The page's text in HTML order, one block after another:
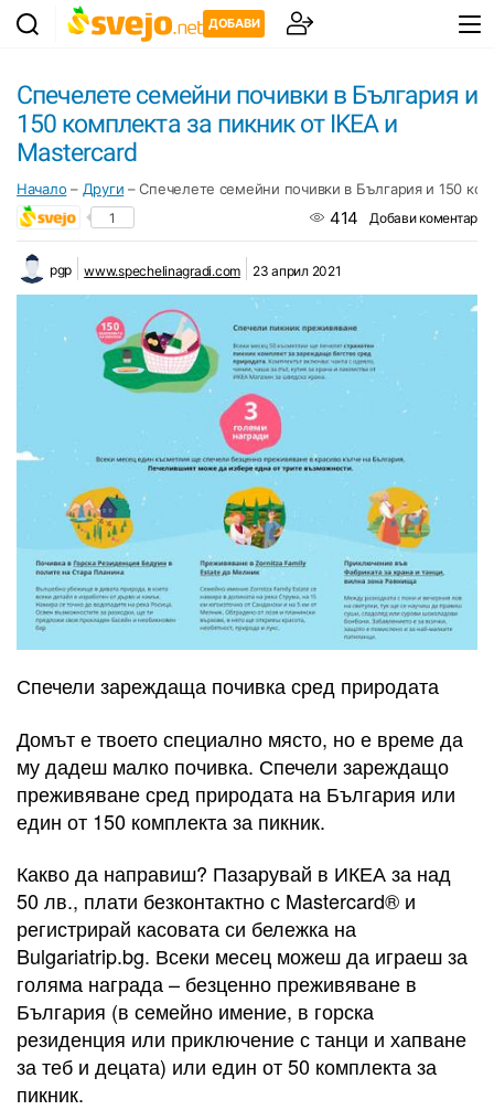
ДОБАВИ
Спечелете семейни почивки в България и
150 комплекта за пикник от IKEA и
Mastercard
Начало – Други –Спечелете семейни почивки в България и 150
1 414 Добави коментар
pgp www.spechelinagradi.com 23 април 2021
Спечели зареждаща почивка сред природата
Домът е твоето специално място, но е време да
му дадеш малко почивка. Спечели зареждащо
преживяване сред природата на България или
един от 150 комплекта за пикник.
Какво да направиш? Пазарувай в ИКЕА за над
50 лв., плати безконтактно с Mastercard® и
регистрирай касовата си бележка на
Bulgariatrip.bg. Всеки месец можеш да играеш за
голяма награда – безценно преживяване в
България (в семейно имение, в горска
резиденция или приключение с танци и хапване
за теб и децата) или един от 50 комплекта за
пикник.